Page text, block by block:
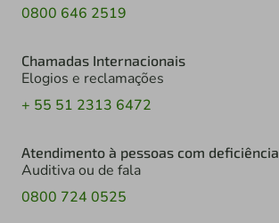
0800 646 2519
Chamadas Internacionais
Elogios e reclamações
+ 55 51 2313 6472
Atendimento à pessoas com deficiência
Auditiva ou de fala
0800 724 0525